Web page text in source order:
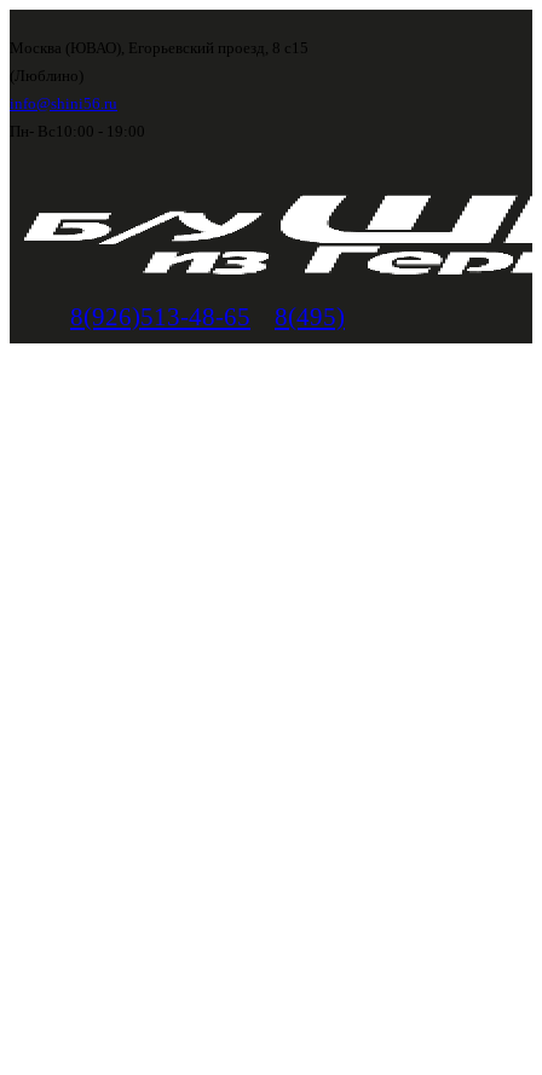
Москва (ЮВАО), Егорьевский проезд, 8 с15
(Люблино)
info@shini56.ru
Пн- Вс 10:00 - 19:00
8(926)513-48-65 8(495)